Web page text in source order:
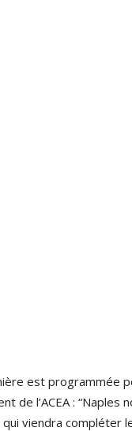
est programmée
de l’ACEA : “Naples
viendra compléter